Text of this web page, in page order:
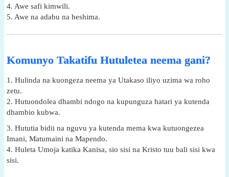
4. Awe safi kimwili.
5. Awe na adabu na heshima.
Komunyo Takatifu Hutuletea neema gani?
1. Hulinda na kuongeza neema ya Utakaso iliyo uzima wa roho
zetu.
2. Hutuondolea dhambi ndogo na kupunguza hatari ya kutenda
dhambio kubwa.
3. Hututia bidii na nguvu ya kutenda mema kwa kutuongezea
Imani, Matumaini na Mapendo.
4. Huleta Umoja katika Kanisa, sio sisi na Kristo tuu bali sisi kwa
sisi.